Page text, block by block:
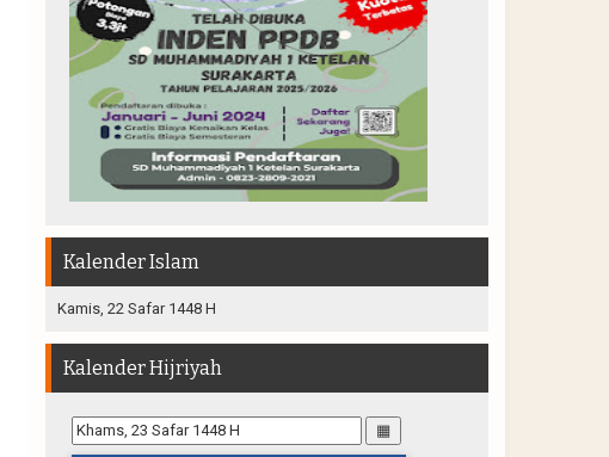
Kalender Islam
Kamis, 22 Safar 1448 H
Kalender Hijriyah
▦